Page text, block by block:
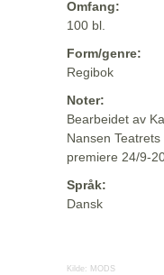
Omfang:
100 bl.
Form/genre:
Regibok
Noter:
Bearbeidet av
Nansen
premiere 24/9-
Språk:
Dansk
Kilde: MODS